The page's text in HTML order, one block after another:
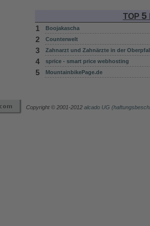
TOP 5
1
Boojakascha
2 Counterwelt
3 Zahnarzt und Zahnärzte in der
4 sprice - smart price webhosting
5 MountainbikePage.de
Copyright © 2001-2012 alcado UG